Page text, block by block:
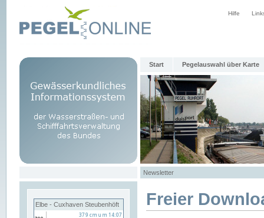
Hilfe
Start Pegelauswahl über Karte
Newsletter
Elbe - Cuxhaven Steubenhöft Freier